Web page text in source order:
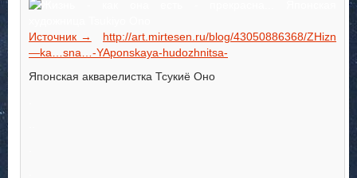
Источник →
http://art.mirtesen.ru/blog/43050886368/ZHizn
—ka…sna…-YAponskaya-hudozhnitsa-
Японская акварелистка Тсукиё Оно